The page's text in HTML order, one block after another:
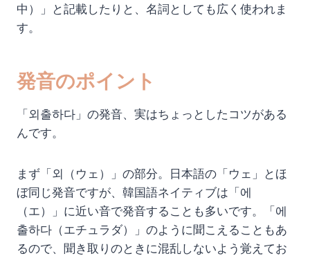
中）」と記載したりと、名詞としても広く使われま
す。
発音のポイント
「외출하다」の発音、実はちょっとしたコツがある
んです。
まず「외（ウェ）」の部分。日本語の「ウェ」とほ
ぼ同じ発音ですが、韓国語ネイティブは「에
（エ）」に近い音で発音することも多いです。「에
출하다（エチュラダ）」のように聞こえることもあ
るので、聞き取りのときに混乱しないよう覚えてお